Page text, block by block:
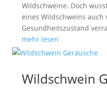
Wildschweine. Doch
eines Wildschweins
Gesundheitszustand
mehr lesen
Wildschwein